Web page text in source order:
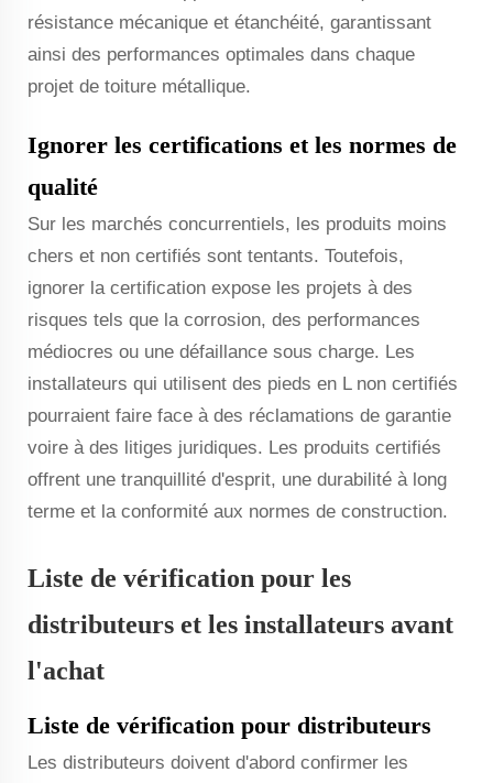
résistance mécanique et étanchéité, garantissant
ainsi des performances optimales dans chaque
projet de toiture métallique.
Ignorer les certifications et les normes de
qualité
Sur les marchés concurrentiels, les produits moins
chers et non certifiés sont tentants. Toutefois,
ignorer la certification expose les projets à des
risques tels que la corrosion, des performances
médiocres ou une défaillance sous charge. Les
installateurs qui utilisent des pieds en L non certifiés
pourraient faire face à des réclamations de garantie
voire à des litiges juridiques. Les produits certifiés
offrent une tranquillité d'esprit, une durabilité à long
terme et la conformité aux normes de construction.
Liste de vérification pour les
distributeurs et les installateurs avant
l'achat
Liste de vérification pour distributeurs
Les distributeurs doivent d'abord confirmer les